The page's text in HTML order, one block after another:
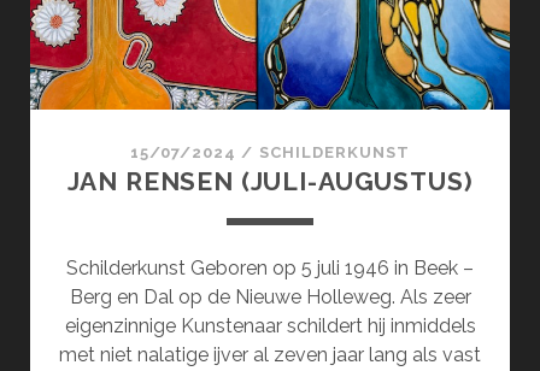
15/07/2024 / SCHILDERKUNST
JAN RENSEN (JULI-AUGUSTUS)
Schilderkunst Geboren op 5 juli 1946 in Beek –
Berg en Dal op de Nieuwe Holleweg. Als zeer
eigenzinnige Kunstenaar schildert hij inmiddels
met niet nalatige ijver al zeven jaar lang als vast